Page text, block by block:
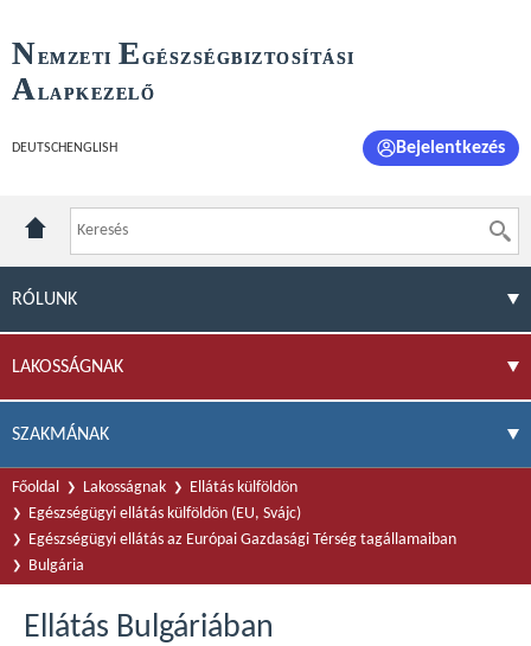
NEMZETI E GÉSZSÉGBIZTOSÍTÁSI
ALAPKEZELŐ
DEUTSCH ENGLISH Bejelentkezés
RÓLUNK
LAKOSSÁGNAK
SZAKMÁNAK
Főoldal Lakosságnak
Ellátás külföldön
Egészségügyi ellátás külföldön (EU, Svájc)
Egészségügyi ellátás az Európai Gazdasági Térség tagállamaiban
Bulgária
Ellátás Bulgáriában